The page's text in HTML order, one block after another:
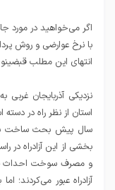
اگر می‌خواهید در مورد
با نرخ عوارضی و روش‌
انتهای این مطلب
نزدیکی آذربایجان غربی
بخشی از این آزادراه در
و مصرف سوخت احداث شد.
آزادراه عبور می‌کردند؛